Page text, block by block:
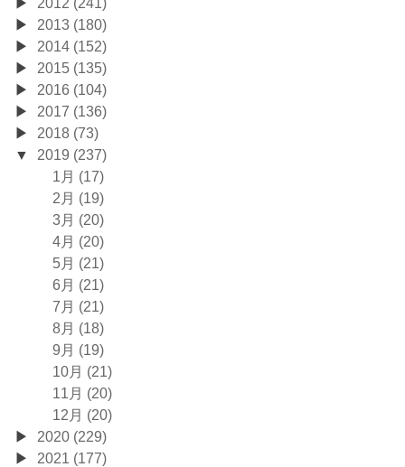
2013 (180)
2014 (152)
2015 (135)
2016 (104)
2017 (136)
2018 (73)
2019 (237)
1月 (17)
2月 (19)
3月 (20)
4月 (20)
5月 (21)
6月 (21)
7月 (21)
8月 (18)
9月 (19)
10月 (21)
11月 (20)
12月 (20)
2020 (229)
2021 (177)